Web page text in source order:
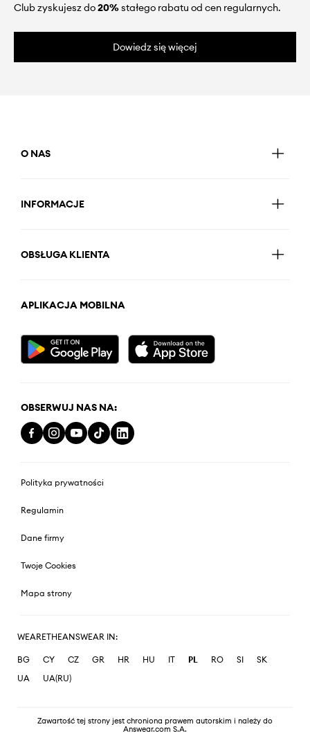
Club zyskujesz do20%stałego rabatu od cen regularnych.
Dowiedz się więcej
O NAS
INFORMACJE
OBSŁUGA KLIENTA
APLIKACJA MOBILNA
OBSERWUJ NAS NA:
Polityka prywatności
Regulamin
Dane firmy
Twoje Cookies
Mapa strony
WEARETHEANSWEAR IN:
BG CY CZ GR HR HU IT PL RO SI
SK
UA
UA(RU)
Zawartość tej strony jest chroniona prawem autorskim i należy do
Answear.com S.A.